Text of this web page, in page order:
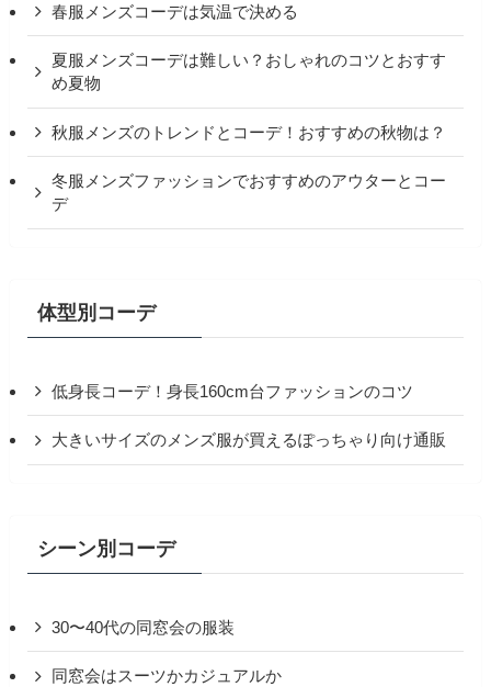
春服メンズコーデは気温で決める
夏服メンズコーデは難しい？おしゃれのコツとおすす
め夏物
秋服メンズのトレンドとコーデ！おすすめの秋物は？
冬服メンズファッションでおすすめのアウターとコー
デ
体型別コーデ
低身長コーデ！身長160cm台ファッションのコツ
大きいサイズのメンズ服が買えるぽっちゃり向け通販
シーン別コーデ
30〜40代の同窓会の服装
同窓会はスーツかカジュアルか